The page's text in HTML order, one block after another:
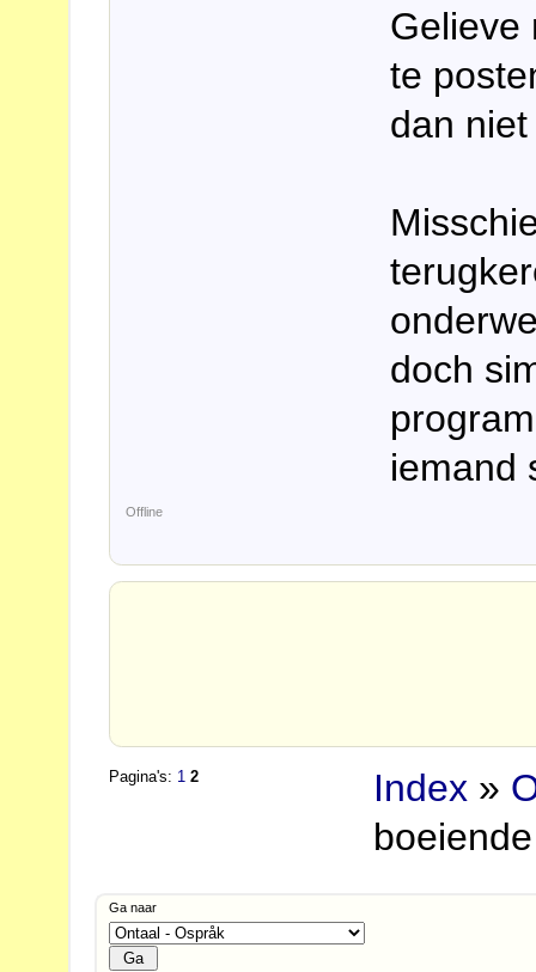
Gelieve
te
dan
doch
iemand
Offline
Pagina's: 1 2 Index »
Ga naar